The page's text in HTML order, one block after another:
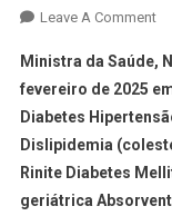
Leave A Comment
Ministra da Saúde,
fevereiro de 2025
Diabetes
Dislipidemia
Rinite Diabetes
geriátrica